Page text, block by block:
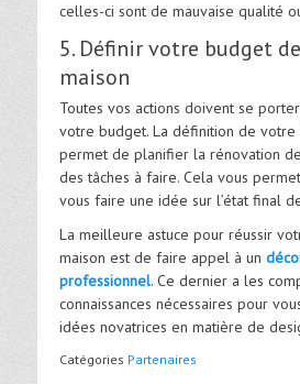
celles-ci sont de mauvaise qualité
5. Définir votre budget
maison
Toutes vos actions doivent se
votre budget. La définition de votre
permet de planifier la rénovation
des tâches à faire. Cela vous
vous faire une idée sur l’état final
La meilleure astuce pour réussir
maison est de faire appel à un
professionnel. Ce dernier a les
connaissances nécessaires pour
idées novatrices en matière de
Catégories Partenaires